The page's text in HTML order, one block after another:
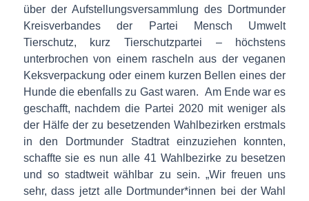
über der Aufstellungsversammlung des Dortmunder
Kreisverbandes der Partei Mensch Umwelt
Tierschutz, kurz Tierschutzpartei – höchstens
unterbrochen von einem rascheln aus der veganen
Keksverpackung oder einem kurzen Bellen eines der
Hunde die ebenfalls zu Gast waren. Am Ende war es
geschafft, nachdem die Partei 2020 mit weniger als
der Hälfe der zu besetzenden Wahlbezirken erstmals
in den Dortmunder Stadtrat einzuziehen konnten,
schaffte sie es nun alle 41 Wahlbezirke zu besetzen
und so stadtweit wählbar zu sein. „Wir freuen uns
sehr, dass jetzt alle Dortmunder*innen bei der Wahl